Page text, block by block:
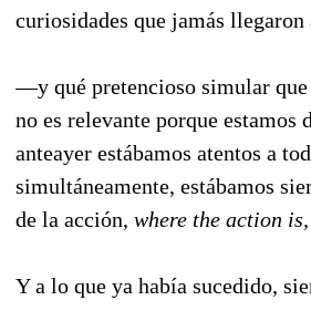
curiosidades que jamás llegaron
—y qué pretencioso simular que
no es relevante porque estamos
anteayer estábamos atentos a
simultáneamente, estábamos
de la acción, where the action is,
Y a lo que ya había sucedido,